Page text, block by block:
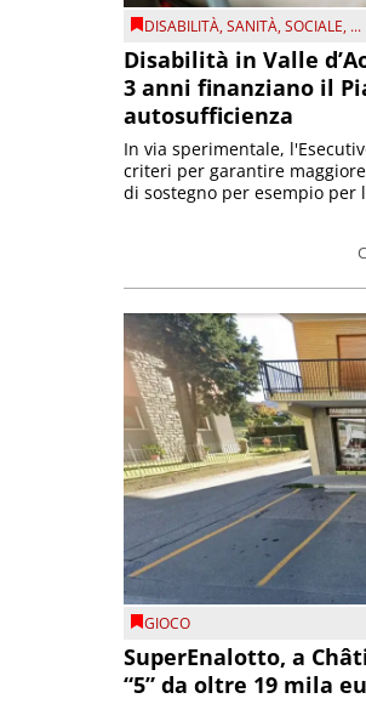
DISABILITÀ,SANITÀ,SOCIALE, ...
Disabilità in Valle
3 anni finanziano il
autosufficienza
In via sperimentale,
criteri per garantire
di sostegno per esempio per
GIOCO
SuperEnalotto, a
“5” da oltre 19 mila